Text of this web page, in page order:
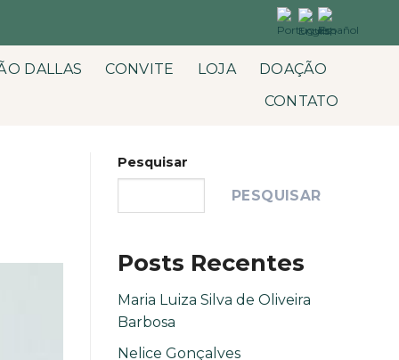
DALLAS CONVITE LOJA
DOAÇÃO
CONTATO
Pesquisar
PESQUISAR
Posts Recentes
Maria Luiza Silva de Oliveira
Barbosa
Nelice Gonçalves